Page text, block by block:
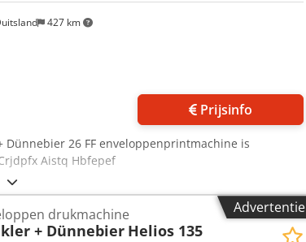
427 km
Prijsinfo
Dünnebier 26 FF enveloppenprintmachine is
Aistq Hbfepef
Advertentie
drukmachine
+ Dünnebier Helios 135